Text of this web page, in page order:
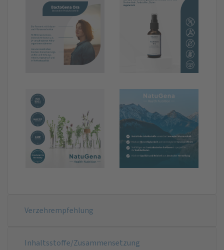
Verzehrempfehlung
Inhaltsstoffe/Zusammensetzung